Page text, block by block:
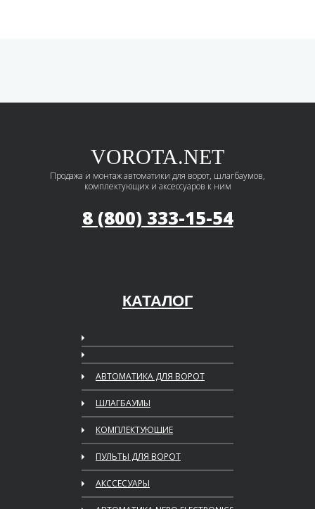
VOROTA.NET
Продажа и монтаж автоматики для ворот, шлагбаумов,
комплектующих и аксессуаров к ним
8 (800) 333-15-54
КАТАЛОГ
АВТОМАТИКА ДЛЯ ВОРОТ
ШЛАГБАУМЫ
КОМПЛЕКТУЮЩИЕ
ПУЛЬТЫ ДЛЯ ВОРОТ
АКССЕСУАРЫ